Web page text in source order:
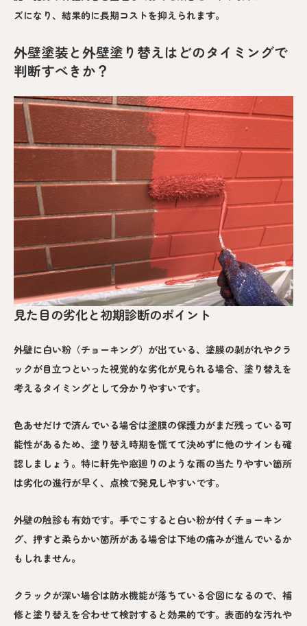
ズになり、結果的に長期コストを抑えられます。
外壁塗装と外壁塗り替えはどのタイミングで
判断すべきか？
見た目の劣化と初期診断のポイント
外壁に白い粉（チョーキング）が出ている、塗膜の剥がれやクラ
ックが目立つといった視覚的な劣化が見られる場合、塗り替えを
考えるタイミングとして分かりやすいです。
色あせだけで済んでいる場合は塗膜の保護力がまだ残っている可
能性があるため、塗り替え時期を慌てて決めずに他のサインも確
認しましょう。特に軒先や窓廻りのような雨の当たりやすい箇所
は劣化の進行が早く、点検で発見しやすいです。
外壁の触診も有効です。手でこすると白い粉が付くチョーキン
グ、押すと柔らかい箇所がある場合は下地の痛みが進んでいるか
もしれません。
クラックが深い場合は防水機能が落ちている合図になるので、補
修と塗り替えを合わせて検討すると効果的です。表面的な汚れや